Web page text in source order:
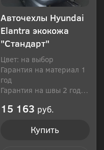
Авточехлы Hyundai
Elantra экокожа
"Стандарт"
Цвет: на выбор
Гарантия на материал 1
год
Гарантия на швы 2 года
15 163 руб.
Купить